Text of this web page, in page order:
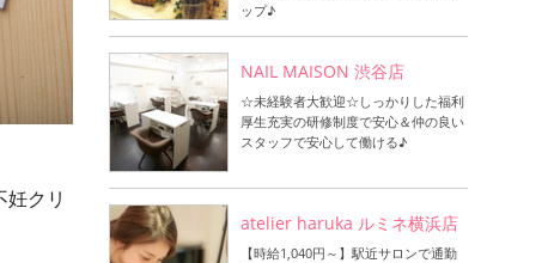
クリ
ップ♪
NAIL MAISON 渋谷店
☆未経験者大歓迎☆しっかりした福利
厚生充実の研修制度で安心＆仲の良い
スタッフで安心して働ける♪
atelier haruka ルミネ横浜店
【時給1,040円～】駅近サロンで通勤